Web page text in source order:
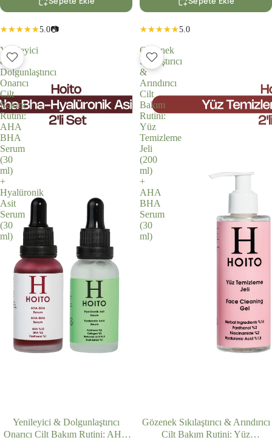
5.0📷 5.0
Yenileyici
&
Dolgunlaştırıcı
Onarıcı
Cilt
Bakım
Rutini:
AHA
BHA
Serum
(30
ml)
+
Hyalüronik
Asit
Serum
(30
ml)
Yenileyici & Dolgunlaştırıcı
Onarıcı Cilt Bakım Rutini: AHA
Gözenek
Sıkılaştırıcı
&
Arındırıcı
Cilt
Bakım
Rutini:
Yüz
Temizleme
Jeli
(200
ml)
+
AHA
BHA
Serum
(30
ml)
Gözenek Sıkılaştırıcı & Arındırıcı
Cilt Bakım Rutini: Yüz